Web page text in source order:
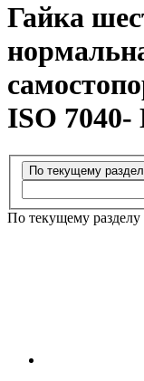
Гайка
ISO
По текущему разделу